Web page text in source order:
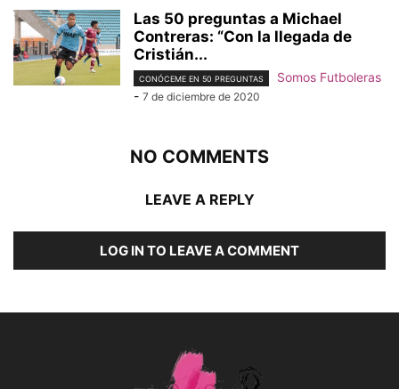
Las 50 preguntas a Michael
Contreras: “Con la llegada de
Cristián...
CONÓCEME EN 50 PREGUNTAS
Somos Futboleras
- 7 de diciembre de 2020
NO COMMENTS
LEAVE A REPLY
LOG IN TO LEAVE A COMMENT